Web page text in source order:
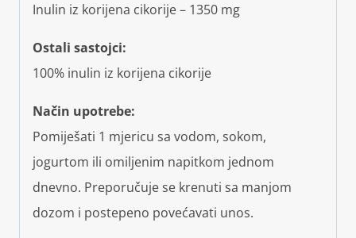
Inulin iz korijena cikorije – 1350 mg
Ostali sastojci:
100% inulin iz korijena cikorije
Način upotrebe:
Pomiješati 1 mjericu sa vodom, sokom,
jogurtom ili omiljenim napitkom jednom
dnevno. Preporučuje se krenuti sa manjom
dozom i postepeno povećavati unos.